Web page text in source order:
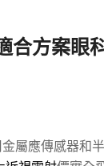
合方案眼
屬應傳感器和